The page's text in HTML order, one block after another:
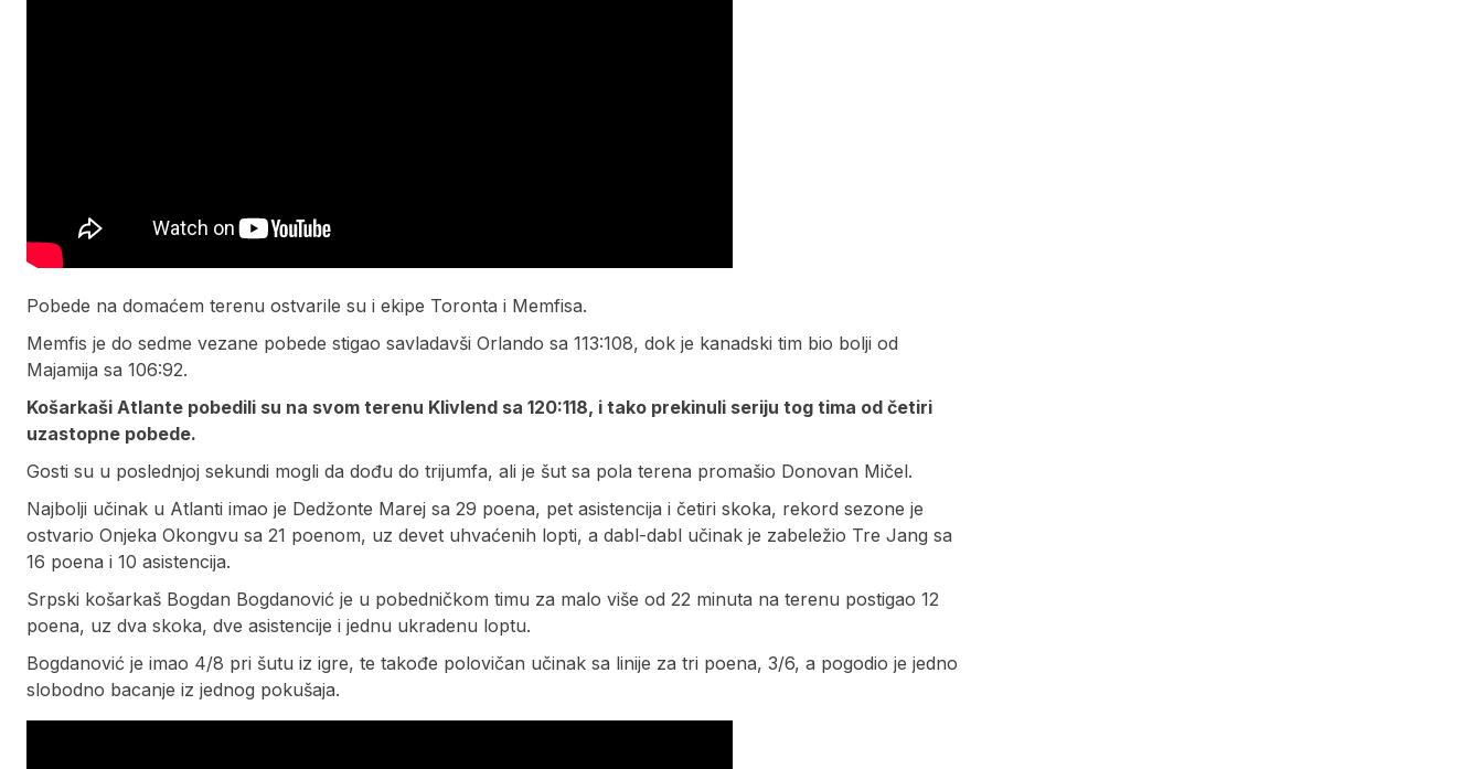
Pobede na domaćem terenu ostvarile su i ekipe Toronta i Memfisa.
Memfis je do sedme vezane pobede stigao savladavši Orlando sa 113:108, dok je kanadski tim bio bolji od
Majamija sa 106:92.
Košarkaši Atlante pobedili su na svom terenu Klivlend sa 120:118, i tako prekinuli seriju tog tima od četiri
uzastopne pobede.
Gosti su u poslednjoj sekundi mogli da dođu do trijumfa, ali je šut sa pola terena promašio Donovan Mičel.
Najbolji učinak u Atlanti imao je Dedžonte Marej sa 29 poena, pet asistencija i četiri skoka, rekord sezone je
ostvario Onjeka Okongvu sa 21 poenom, uz devet uhvaćenih lopti, a dabl-dabl učinak je zabeležio Tre Jang sa
16 poena i 10 asistencija.
Srpski košarkaš Bogdan Bogdanović je u pobedničkom timu za malo više od 22 minuta na terenu postigao 12
poena, uz dva skoka, dve asistencije i jednu ukradenu loptu.
Bogdanović je imao 4/8 pri šutu iz igre, te takođe polovičan učinak sa linije za tri poena, 3/6, a pogodio je jedno
slobodno bacanje iz jednog pokušaja.